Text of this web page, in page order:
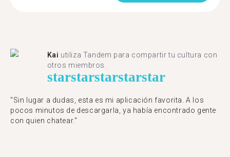
Kai utiliza Tandem para compartir tu cultura con
otros miembros.
starstarstarstarstar
"Sin lugar a dudas, esta es mi aplicación favorita. A los
pocos minutos de descargarla, ya había encontrado gente
con quien chatear."